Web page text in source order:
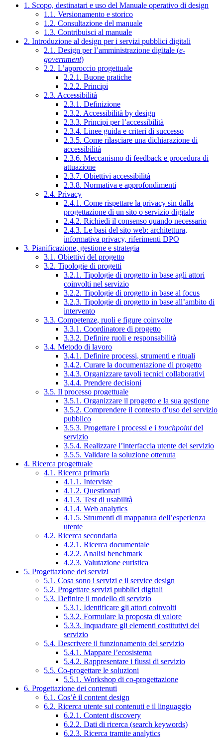
1. Scopo, destinatari e uso del Manuale operativo di design
1.1. Versionamento e storico
1.2. Consultazione del manuale
1.3. Contribuisci al manuale
2. Introduzione al design per i servizi pubblici digitali
2.1. Design per l’amministrazione digitale (e-
government)
2.2. L’approccio progettuale
2.2.1. Buone pratiche
2.2.2. Principi
2.3. Accessibilità
2.3.1. Definizione
2.3.2. Accessibilità by design
2.3.3. Principi per l’accessibilità
2.3.4. Linee guida e criteri di successo
2.3.5. Come rilasciare una dichiarazione di
accessibilità
2.3.6. Meccanismo di feedback e procedura di
attuazione
2.3.7. Obiettivi accessibilità
2.3.8. Normativa e approfondimenti
2.4. Privacy
2.4.1. Come rispettare la privacy sin dalla
progettazione di un sito o servizio digitale
2.4.2. Richiedi il consenso quando necessario
2.4.3. Le basi del sito web: architettura,
informativa privacy, riferimenti DPO
3. Pianificazione, gestione e strategia
3.1. Obiettivi del progetto
3.2. Tipologie di progetti
3.2.1. Tipologie di progetto in base agli attori
coinvolti nel servizio
3.2.2. Tipologie di progetto in base al focus
3.2.3. Tipologie di progetto in base all’ambito di
intervento
3.3. Competenze, ruoli e figure coinvolte
3.3.1. Coordinatore di progetto
3.3.2. Definire ruoli e responsabilità
3.4. Metodo di lavoro
3.4.1. Definire processi, strumenti e rituali
3.4.2. Curare la documentazione di progetto
3.4.3. Organizzare tavoli tecnici collaborativi
3.4.4. Prendere decisioni
3.5. Il processo progettuale
3.5.1. Organizzare il progetto e la sua gestione
3.5.2. Comprendere il contesto d’uso del servizio
pubblico
3.5.3. Progettare i processi e i touchpointdel
servizio
3.5.4. Realizzare l’interfaccia utente del servizio
3.5.5. Validare la soluzione ottenuta
4. Ricerca progettuale
4.1. Ricerca primaria
4.1.1. Interviste
4.1.2. Questionari
4.1.3. Test di usabilità
4.1.4. Web analytics
4.1.5. Strumenti di mappatura dell’esperienza
utente
4.2. Ricerca secondaria
4.2.1. Ricerca documentale
4.2.2. Analisi benchmark
4.2.3. Valutazione euristica
5. Progettazione dei servizi
5.1. Cosa sono i servizi e il service design
5.2. Progettare servizi pubblici digitali
5.3. Definire il modello di servizio
5.3.1. Identificare gli attori coinvolti
5.3.2. Formulare la proposta di valore
5.3.3. Inquadrare gli elementi costitutivi del
servizio
5.4. Descrivere il funzionamento del servizio
5.4.1. Mappare l’ecosistema
5.4.2. Rappresentare i flussi di servizio
5.5. Co-progettare le soluzioni
5.5.1. Workshop di co-progettazione
6. Progettazione dei contenuti
6.1. Cos’è il content design
6.2. Ricerca utente sui contenuti e il linguaggio
6.2.1. Content discovery
6.2.2. Dati di ricerca (search keywords)
6.2.3. Ricerca tramite analytics